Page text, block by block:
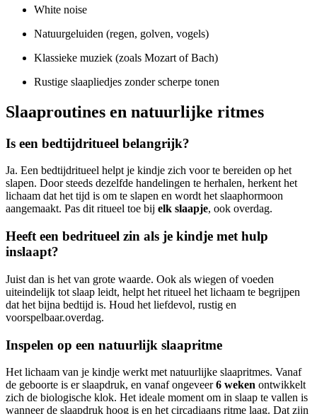
White noise
Natuurgeluiden (regen, golven, vogels)
Klassieke muziek (zoals Mozart of Bach)
Rustige slaapliedjes zonder scherpe tonen
Slaaproutines en natuurlijke ritmes
Is een bedtijdritueel belangrijk?
Ja. Een bedtijdritueel helpt je kindje zich voor te bereiden op het
slapen. Door steeds dezelfde handelingen te herhalen, herkent het
lichaam dat het tijd is om te slapen en wordt het slaaphormoon
aangemaakt. Pas dit ritueel toe bij elk slaapje, ook overdag.
Heeft een bedritueel zin als je kindje met hulp
inslaapt?
Juist dan is het van grote waarde. Ook als wiegen of voeden
uiteindelijk tot slaap leidt, helpt het ritueel het lichaam te begrijpen
dat het bijna bedtijd is. Houd het liefdevol, rustig en
voorspelbaar.overdag.
Inspelen op een natuurlijk slaapritme
Het lichaam van je kindje werkt met natuurlijke slaapritmes. Vanaf
de geboorte is er slaapdruk, en vanaf ongeveer6 weken ontwikkelt
zich de biologische klok. Het ideale moment om in slaap te vallen is
wanneer de slaapdruk hoog is en het circadiaans ritme laag. Dat zijn